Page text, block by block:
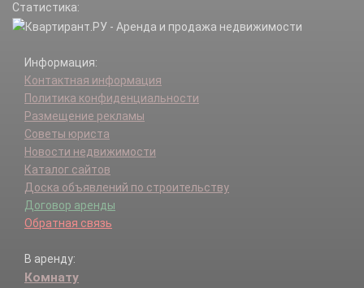
Троицк г.
Филимонковское п.
Щербинка г.
Статистика:
Информация:
Контактная информация
Политика конфиденциальности
Размещение рекламы
Советы юриста
Новости недвижимости
Каталог сайтов
Доска объявлений по строительству
Договор аренды
Обратная связь
В аренду:
Комнату